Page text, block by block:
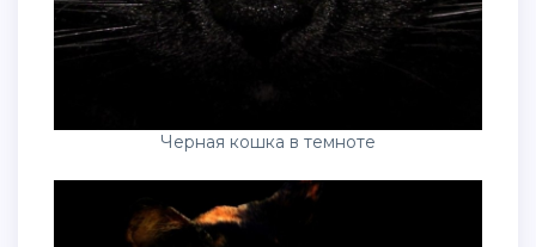
Черная кошка в темноте